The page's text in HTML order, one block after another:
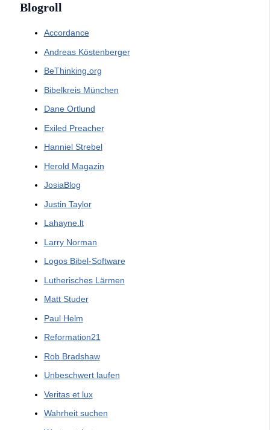
Blogroll
Accordance
Andreas Köstenberger
BeThinking.org
Bibelkreis München
Dane Ortlund
Exiled Preacher
Hanniel Strebel
Herold Magazin
JosiaBlog
Justin Taylor
Lahayne.lt
Larry Norman
Logos Bibel-Software
Lutherisches Lärmen
Matt Studer
Paul Helm
Reformation21
Rob Bradshaw
Unbeschwert laufen
Veritas et lux
Wahrheit suchen